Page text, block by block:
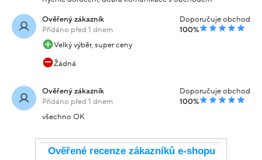
Ověřený zákazník
Přidáno před 1 dnem
Doporučuje obchod
100%
Velký výběr, super ceny
Žádná
Ověřený zákazník
Přidáno před 1 dnem
Doporučuje obchod
100%
všechno OK